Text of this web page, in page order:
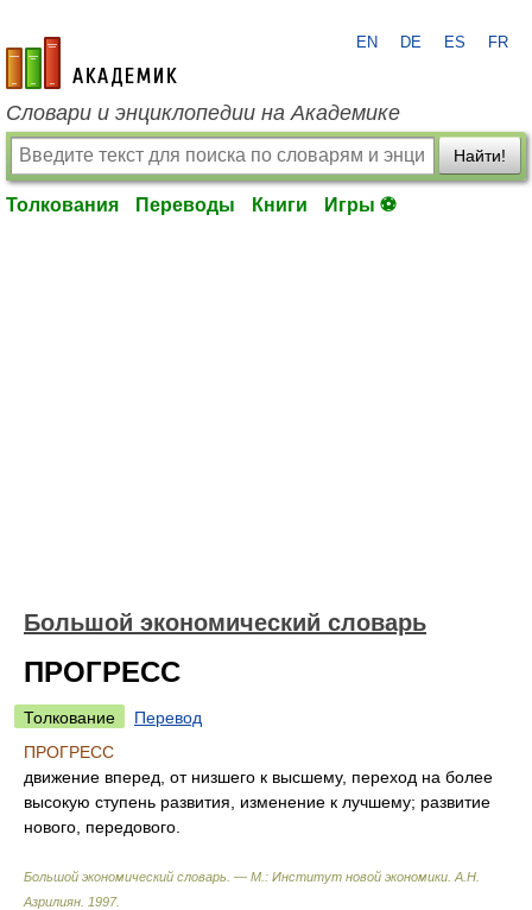
academic.ru
EN DE ES FR
Словари и энциклопедии на Академике
Найти!
Толкования Переводы Книги Игры ⚽
Большой экономический словарь
ПРОГРЕСС
Толкование
Перевод
ПРОГРЕСС
движение вперед, от низшего к высшему, переход на более
высокую ступень развития, изменение к лучшему; развитие
нового, передового.
Большой экономический словарь. — М.: Институт новой экономики А.Н.
Азрилиян 1997.